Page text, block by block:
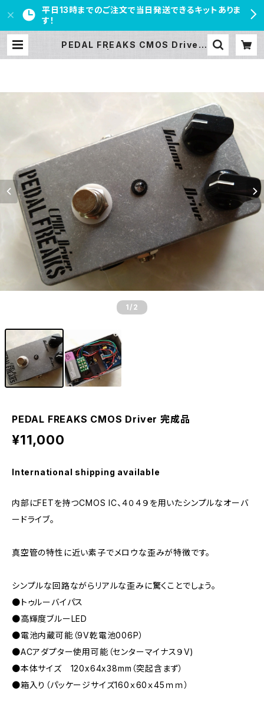
平日13時までのご注文で当日発送できるキットありま
す！
PEDAL FREAKS CMOS Driver
1 /2
PEDAL FREAKS CMOS Driver 完成品
¥11,000
International shipping available
内部にFETを持つCMOS IC、４０４９を用いたシンプルなオーバ
ードライブ。
真空管の特性に近い素子でメロウな歪みが特徴です。
シンプルな回路ながらリアルな歪みに驚くことでしょう。
●トゥルーバイパス
●高輝度ブルーLED
●電池内蔵可能（9V乾電池006P）
●ACアダプター使用可能（センターマイナス９V)
●本体サイズ 120x64x38mm（突起含まず）
●箱入り（パッケージサイズ160ｘ60ｘ45ｍｍ）